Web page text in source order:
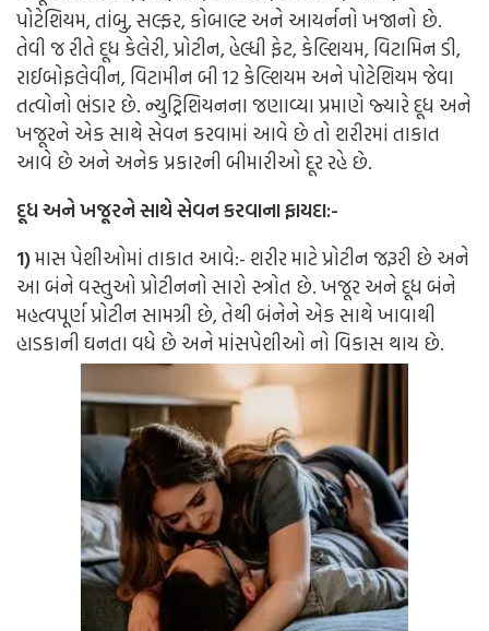
પોટેશિયમ, તાંબુ, સલ્ફર, કોબાલ્ટ અને આયર્નનો ખજાનો છે.
તેવી જ રીતે દૂધ કેલેરી, પ્રોટીન, હેલ્ધી ફેટ, કેલ્શિયમ, વિટામિન ડી,
રાઈબોફલેવીન, વિટામીન બી 12 કેલ્શિયમ અને પોટેશિયમ જેવા
તત્વોનો ભંડાર છે. ન્યુટ્રિશિયનના જણાવ્યા પ્રમાણે જ્યારે દૂધ અને
ખજૂરને એક સાથે સેવન કરવામાં આવે છે તો શરીરમાં તાકાત
આવે છે અને અનેક પ્રકારની બીમારીઓ દૂર રહે છે.
દૂધ અને ખજૂરને સાથે સેવન કરવાના ફાયદા:-
1)માસ પેશીઓમાં તાકાત આવે:-શરીર માટે પ્રોટીન જરૂરી છે અને
આ બંને વસ્તુઓ પ્રોટીનનો સારો સ્ત્રોત છે. ખજૂર અને દૂધ બંને
મહત્વપૂર્ણ પ્રોટીન સામગ્રી છે, તેથી બંનેને એક સાથે ખાવાથી
હાડકાની ઘનતા વધે છે અને માંસપેશીઓ નો વિકાસ થાય છે.